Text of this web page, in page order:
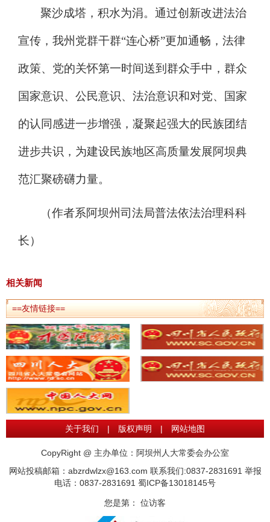
聚沙成塔，积水为涓。通过创新改进法治
宣传，我州党群干群“连心桥”更加通畅，法律
政策、党的关怀第一时间送到群众手中，群众
国家意识、公民意识、法治意识和对党、国家
的认同感进一步增强，凝聚起强大的民族团结
进步共识，为建设民族地区高质量发展阿坝典
范汇聚磅礴力量。
（作者系阿坝州司法局普法依法治理科科
长）
相关新闻
==友情链接==
关于我们 | 版权声明 | 网站地图
CopyRight @ 主办单位：阿坝州人大常委会办公室
网站投稿邮箱：abzrdwlzx@163.com 联系我们:0837-2831691 举报
电话：0837-2831691 蜀ICP备13018145号
您是第： 位访客